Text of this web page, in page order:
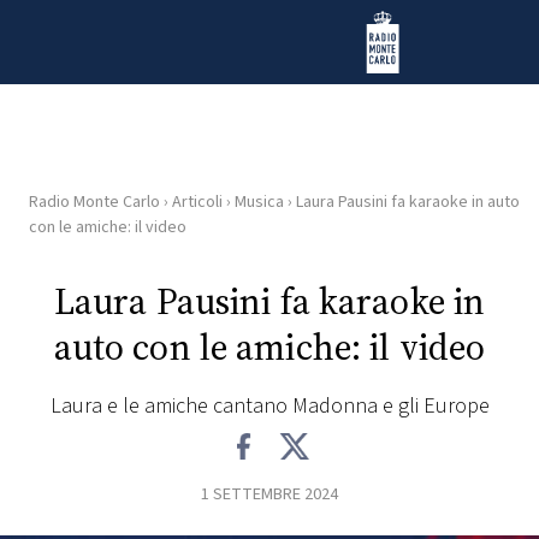
Radio Monte Carlo
HOME
RADIO
WEB
Radio Monte Carlo › Articoli › Musica › Laura Pausini fa karaoke in auto
con le amiche: il video
Laura Pausini fa karaoke in
auto con le amiche: il video
Laura e le amiche cantano Madonna e gli Europe
1 SETTEMBRE 2024